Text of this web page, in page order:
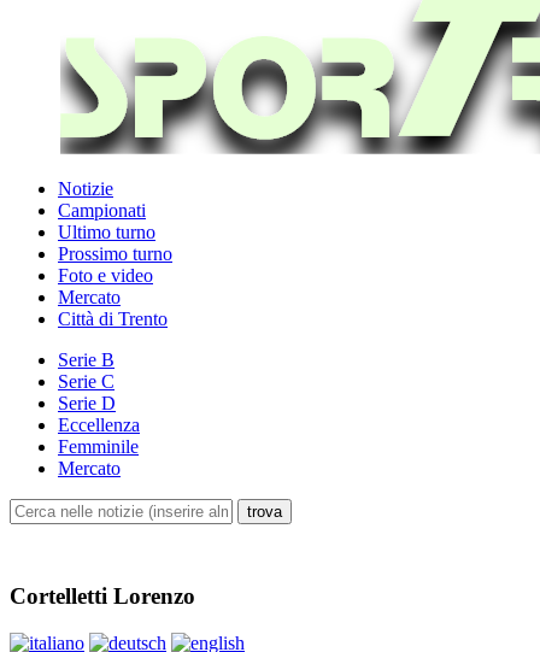
Notizie
Campionati
Ultimo turno
Prossimo turno
Foto e video
Mercato
Città di Trento
Serie B
Serie C
Serie D
Eccellenza
Femminile
Mercato
Cortelletti Lorenzo